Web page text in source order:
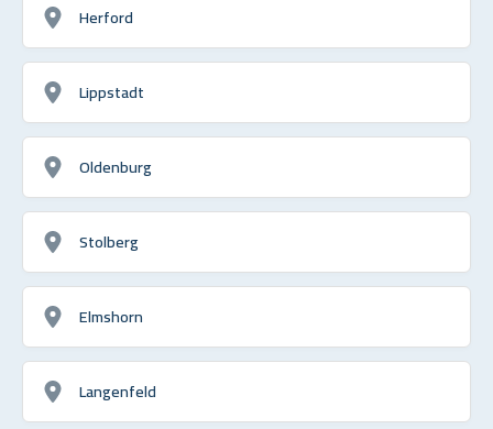
Herford
Lippstadt
Oldenburg
Stolberg
Elmshorn
Langenfeld